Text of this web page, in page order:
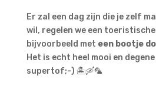
Er zal een dag zijn die je zelf
wil, regelen we een
bijvoorbeeld met een bootje
Het is echt heel mooi en
supertof;-) 🏝️🛶🦜